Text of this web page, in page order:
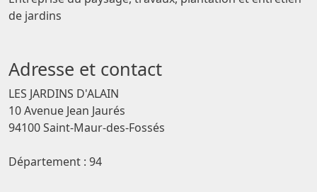
de jardins
Adresse et contact
LES JARDINS D'ALAIN
10 Avenue Jean Jaurés
94100 Saint-Maur-des-Fossés
Département : 94